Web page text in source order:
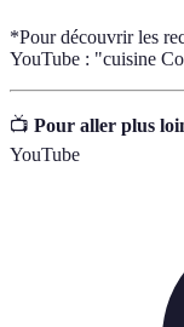
*Pour découvrir les
YouTube : "cuisine
📺 Pour aller plus
YouTube